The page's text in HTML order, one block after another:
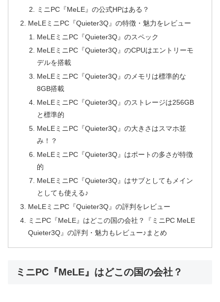
ミニPC『MeLE』の公式HPはある？
MeLEミニPC『Quieter3Q』の特徴・魅力をレビュー
MeLEミニPC『Quieter3Q』のスペック
MeLEミニPC『Quieter3Q』のCPUはエントリーモ
デルを搭載
MeLEミニPC『Quieter3Q』のメモリは標準的な
8GB搭載
MeLEミニPC『Quieter3Q』のストレージは256GB
と標準的
MeLEミニPC『Quieter3Q』の大きさはスマホ並
み！？
MeLEミニPC『Quieter3Q』はポートの多さが特徴
的
MeLEミニPC『Quieter3Q』はサブとしてもメイン
としても使える♪
MeLEミニPC『Quieter3Q』の評判をレビュー
ミニPC『MeLE』はどこの国の会社？『ミニPC MeLE
Quieter3Q』の評判・魅力もレビュー♪まとめ
ミニPC『MeLE』はどこの国の会社？